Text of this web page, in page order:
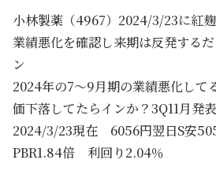
小林製薬（4967）2024/3/23に紅
業績悪化を確認し来期は反発する
ン
2024年の7～9月期の業績悪化し
価下落してたらインか？3Q11月発表
2024/3/23現在 6056円翌日S安
PBR1.84倍 利回り2.04％